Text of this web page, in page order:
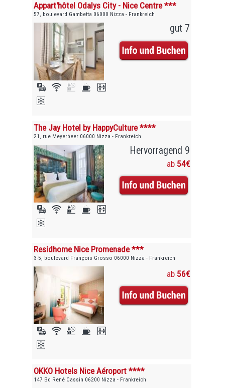
Appart'hôtel Odalys City - Nice Centre ***
57, boulevard Gambetta 06000 Nizza - Frankreich
gut 7
The Jay Hotel by HappyCulture ****
21, rue Meyerbeer 06000 Nizza - Frankreich
Hervorragend 9
ab 54€
Residhome Nice Promenade ***
3-5, boulevard François Grosso 06000 Nizza - Frankreich
ab 56€
OKKO Hotels Nice Aéroport ****
147 Bd René Cassin 06200 Nizza - Frankreich